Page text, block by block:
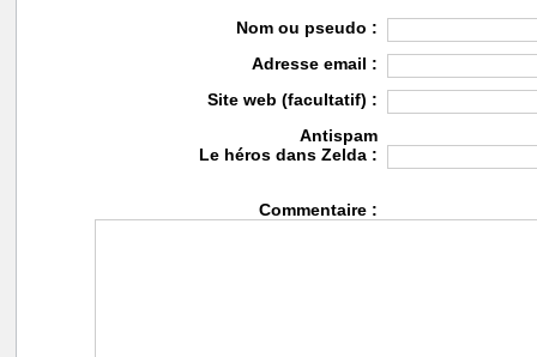
Nom ou pseudo :
Adresse email :
Site web (facultatif) :
Antispam
Le héros dans Zelda :
Commentaire :